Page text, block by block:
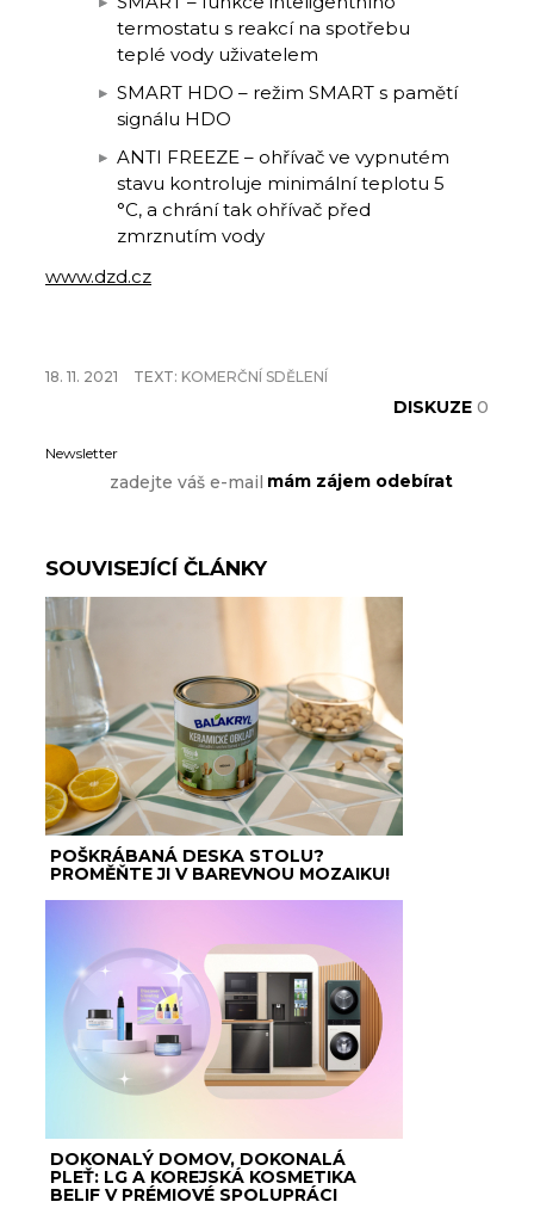
termostatu s reakcí na spotřebu
teplé vody uživatelem
SMART HDO – režim SMART s pamětí
signálu HDO
ANTI FREEZE – ohřívač ve vypnutém
stavu kontroluje minimální teplotu 5
°C, a chrání tak ohřívač před
zmrznutím vody
www.dzd.cz
18. 11. 2021 TEXT: KOMERČNÍ SDĚLENÍ
DISKUZE 0
Newsletter
SOUVISEJÍCÍ ČLÁNKY
POŠKRÁBANÁ DESKA STOLU?
PROMĚŇTE JI V BAREVNOU MOZAIKU!
DOKONALÝ DOMOV, DOKONALÁ
PLEŤ: LG A KOREJSKÁ KOSMETIKA
BELIF V PRÉMIOVÉ SPOLUPRÁCI